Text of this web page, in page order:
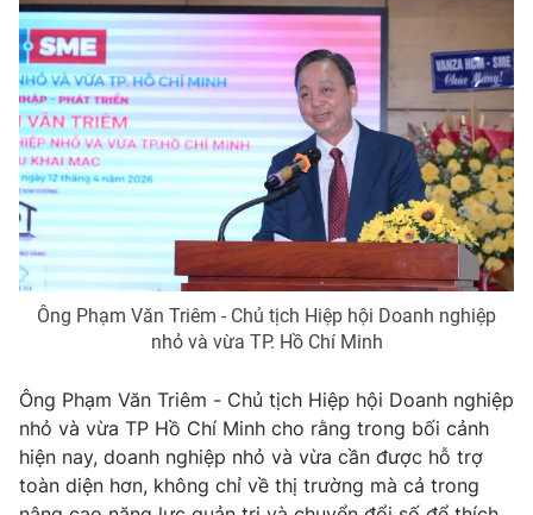
® Cấm sao chép dưới mọi hình thức nếu không có sự chấp
thuận bằng văn bản. Ghi rõ nguồn VTV.vn khi phát hành lại
thông tin từ website này.
Ông Phạm Văn Triêm - Chủ tịch Hiệp hội Doanh nghiệp
nhỏ và vừa TP. Hồ Chí Minh
Ông Phạm Văn Triêm - Chủ tịch Hiệp hội Doanh nghiệp
nhỏ và vừa TP Hồ Chí Minh cho rằng trong bối cảnh
hiện nay, doanh nghiệp nhỏ và vừa cần được hỗ trợ
toàn diện hơn, không chỉ về thị trường mà cả trong